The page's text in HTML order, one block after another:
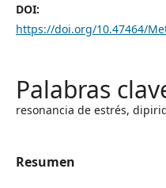
DOI:
https://doi.org/10.47464/
resonancia de estrés,
Resumen